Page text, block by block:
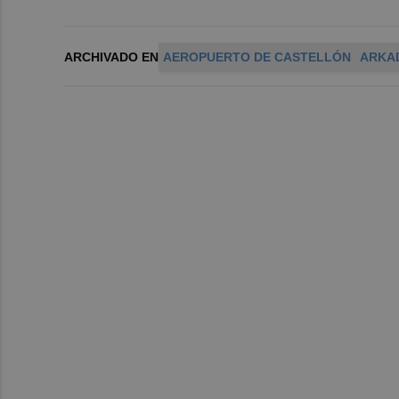
ARCHIVADO EN AEROPUERTO DE CASTELLÓN